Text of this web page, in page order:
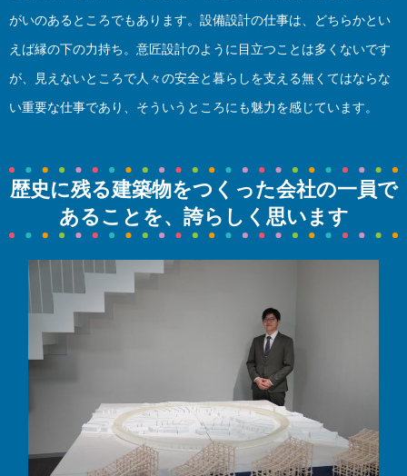
がいのあるところでもあります。設備設計の仕事は、どちらかとい
えば縁の下の力持ち。意匠設計のように目立つことは多くないです
が、見えないところで人々の安全と暮らしを支える無くてはならな
い重要な仕事であり、そういうところにも魅力を感じています。
歴史に残る建築物をつくった会社の一員で
あることを、誇らしく思います